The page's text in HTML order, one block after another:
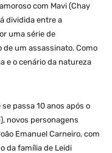
com Mavi (Chay
dividida entre a
uma série de
um assassinato. Como
e o cenário da natureza
se passa 10 anos após o
novos personagens
Emanuel Carneiro, com
da família de Leidi